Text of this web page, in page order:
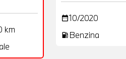
km
date_range10/2020
local_gas_station Benzina